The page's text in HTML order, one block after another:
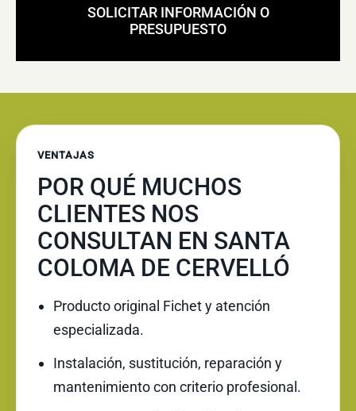
SOLICITAR INFORMACIÓN O
PRESUPUESTO
VENTAJAS
POR QUÉ MUCHOS
CLIENTES NOS
CONSULTAN EN SANTA
COLOMA DE CERVELLÓ
Producto original Fichet y atención
especializada.
Instalación, sustitución, reparación y
mantenimiento con criterio profesional.